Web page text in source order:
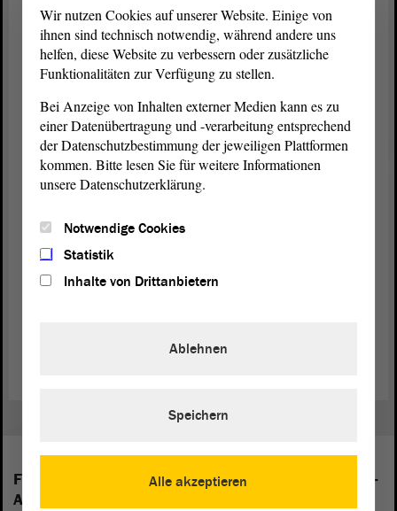
Ertüchtigung geplant, die soll passieren. Aber
warum hat man denn genau an dem Punkt nicht die
Elektrifizierung gleich mitgedacht? Dann hätte man
auch das Planfeststellungsverfahren entsprechend
schleierhaft. Das wird dazu führen, dass wir in
Zukunft eigentlich nicht mehr in Elektrifizierung
investieren. Das ist doch der Fakt; so, wie Sie es
hier argumentiert haben. - Danke schön.
(Zustimmung bei der Linken)
Folgende Fraktionen sind im Landtag von Sachsen-
Anhalt vertreten:
Wir nutzen Cookies auf unserer Website. Einige von
ihnen sind technisch notwendig, während andere uns
helfen, diese Website zu verbessern oder zusätzliche
Funktionalitäten zur Verfügung zu stellen.
Bei Anzeige von Inhalten externer Medien kann es zu
einer Datenübertragung und -verarbeitung entsprechend
der Datenschutzbestimmung der jeweiligen Plattformen
kommen. Bitte lesen Sie für weitere Informationen
unsere Datenschutzerklärung.
Notwendige Cookies
Statistik
Inhalte von Drittanbietern
Alle akzeptieren
Ablehnen
Speichern